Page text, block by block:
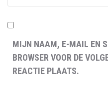
MIJN NAAM, E-MAIL EN
BROWSER VOOR DE
REACTIE PLAATS.